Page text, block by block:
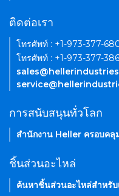
ติดต่อเรา
โทรศัพท์ : +1-973-377-
โทรศัพท์ : +1-973-377-
การสนับสนุนทั่วโลก
สำนักงาน Heller ครอบค
ชิ้นส่วนอะไหล่
ค้นหาชิ้นส่วนอะไหล่สำหรั